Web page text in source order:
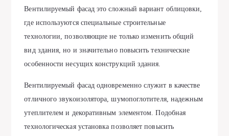
Вентилируемый фасад это сложный вариант облицовки,
где используются специальные строительные
технологии, позволяющие не только изменить общий
вид здания, но и значительно повысить технические
особенности несущих конструкций здания.
Вентилируемый фасад одновременно служит в качестве
отличного звукоизолятора, шумопоглотителя, надежным
утеплителем и декоративным элементом. Подобная
технологическая установка позволяет повысить